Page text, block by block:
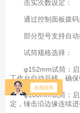
击实次数设定：
通过控制面板拨码
部分型号支持自动
试筒规格选择：
φ152mm试筒：启
工作台自动后移，确保
φ100mm试筒：启用
定，锤击沿边缘连续进